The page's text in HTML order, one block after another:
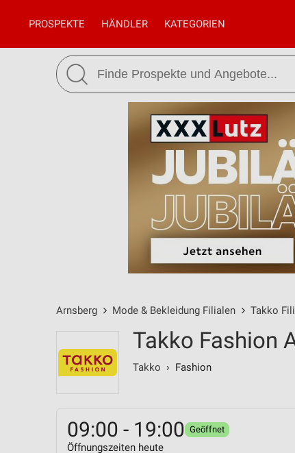
PROSPEKTE HÄNDLER KATEGORIEN
Arnsberg Mode & Bekleidung Filialen Takko
Takko Fashion
Takko › Fashion
09:00 - 19:00 Geöffnet
Öffnungszeiten heute